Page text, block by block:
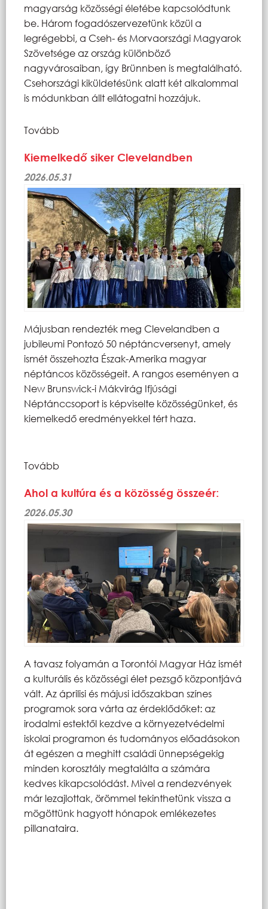
magyarság közösségi életébe kapcsolódtunk
be. Három fogadószervezetünk közül a
legrégebbi, a Cseh- és Morvaországi Magyarok
Szövetsége az ország különböző
nagyvárosaiban, így Brünnben is megtalálható.
Csehországi kiküldetésünk alatt két alkalommal
is módunkban állt ellátogatni hozzájuk.
Tovább
Kiemelkedő siker Clevelandben
2026.05.31
Májusban rendezték meg Clevelandben a
jubileumi Pontozó 50 néptáncversenyt, amely
ismét összehozta Észak-Amerika magyar
néptáncos közösségeit. A rangos eseményen a
New Brunswick-i Mákvirág Ifjúsági
Néptánccsoport is képviselte közösségünket, és
kiemelkedő eredményekkel tért haza.
Tovább
Ahol a kultúra és a közösség összeér:
2026.05.30
A tavasz folyamán a Torontói Magyar Ház ismét
a kulturális és közösségi élet pezsgő központjává
vált. Az áprilisi és májusi időszakban színes
programok sora várta az érdeklődőket: az
irodalmi estektől kezdve a környezetvédelmi
iskolai programon és tudományos előadásokon
át egészen a meghitt családi ünnepségekig
minden korosztály megtalálta a számára
kedves kikapcsolódást. Mivel a rendezvények
már lezajlottak, örömmel tekinthetünk vissza a
mögöttünk hagyott hónapok emlékezetes
pillanataira.